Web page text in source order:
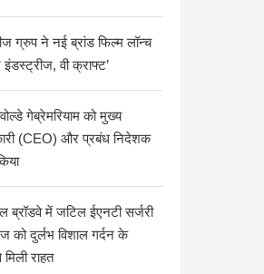
ग्रुप ने नई ब्रांड फिल्म लॉन्च
वी क्राफ्ट’
गेब्रेमरियाम को मुख्य
(CEO) और प्रबंध निदेशक
ब्रॉडवे में जटिल ईएनटी सर्जरी
को दुर्लभ विशाल गर्दन के
राहत